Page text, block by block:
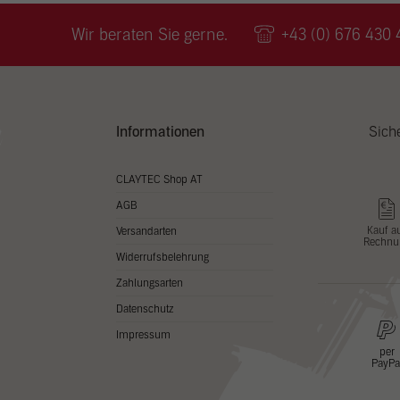
Wir beraten Sie gerne. +43 (0) 676 430
Informationen
CLAYTEC Shop AT
AGB
Versandarten
Widerrufsbelehrung
Zahlungsarten
Datenschutz
Impressum
Kauf
per
PayPal
zu